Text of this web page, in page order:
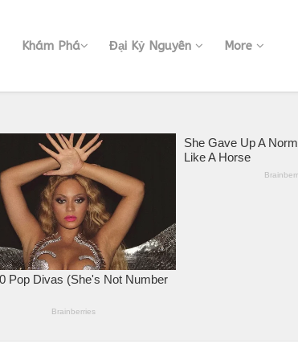
Khám Phá Đại Kỷ Nguyên More